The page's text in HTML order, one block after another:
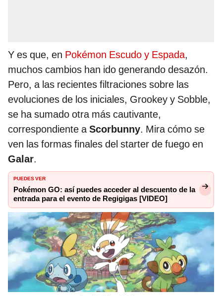
Y es que, en Pokémon Escudo y Espada,
muchos cambios han ido generando desazón.
Pero, a las recientes filtraciones sobre las
evoluciones de los iniciales, Grookey y Sobble,
se ha sumado otra más cautivante,
correspondiente aScorbunny. Mira cómo se
ven las formas finales del starter de fuego en
Galar.
PUEDES VER
Pokémon GO: así puedes acceder al descuento de la
entrada para el evento de Regigigas [VIDEO]